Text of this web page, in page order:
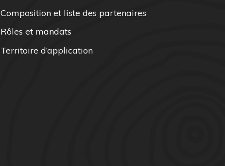
Composition et liste des partenaires
Rôles et mandats
Territoire d’application